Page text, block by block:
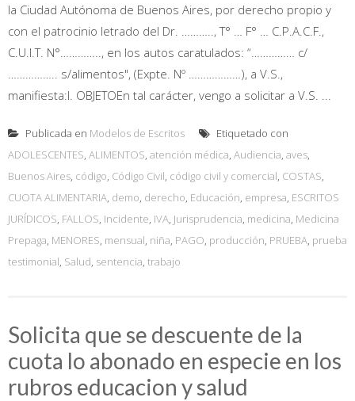
la Ciudad Autónoma de Buenos Aires, por derecho propio y
con el patrocinio letrado del Dr. ……….., T° … F° … C.P.A.C.F.,
C.U.I.T. N°………….., en los autos caratulados: “…………… c/
…………….. s/alimentos", (Expte. Nº ………………), a V.S.,
manifiesta:I. OBJETOEn tal carácter, vengo a solicitar a V.S. ...
Publicada en Modelos de Escritos
Etiquetado con
ADOLESCENTES, ALIMENTOS, atención médica, Audiencia, aves,
Buenos Aires, código, Código Civil, código civil y comercial, COSTAS,
CUOTA ALIMENTARIA, demo, derecho, Educación, empresa, ESCRITOS
JURÍDICOS, FALLOS, Incidente, IVA, Jurisprudencia, medicina, Medicina
Prepaga, MENORES, mensual, niña, PAGO, producción, PRUEBA, prueba
testimonial, Salud, sentencia, trabajo
Solicita que se descuente de la
cuota lo abonado en especie en los
rubros educacion y salud